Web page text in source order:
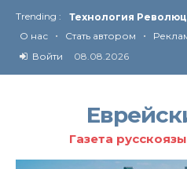
Trending :
Технология
От Ирана до Ливана
О нас • Стать автором •
Войти
08.08.2026
Газета